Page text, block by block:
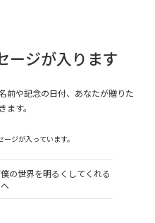
ージが入ります
前や記念の日付、あなたが贈りた
ます。
ジが入っています。
の世界を明るくしてくれる